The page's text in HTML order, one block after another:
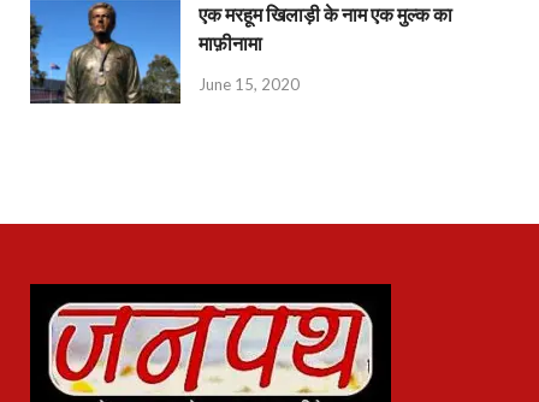
एक मरहूम खिलाड़ी के नाम एक मुल्क का
माफ़ीनामा
June 15, 2020